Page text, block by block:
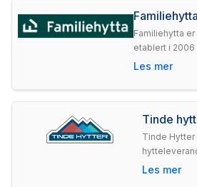
Familiehytta
Familiehytta
etablert i 2006
Les mer
Tinde
Tinde
Les mer